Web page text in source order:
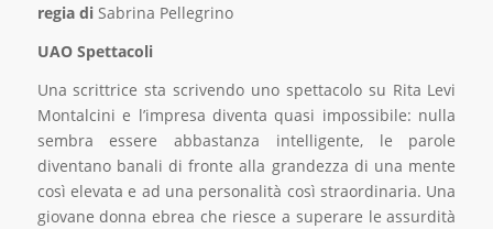
regia diSabrina Pellegrino
UAO Spettacoli
Una scrittrice sta scrivendo uno spettacolo su Rita Levi
Montalcini e l’impresa diventa quasi impossibile: nulla
sembra essere abbastanza intelligente, le parole
diventano banali di fronte alla grandezza di una mente
così elevata e ad una personalità così straordinaria. Una
giovane donna ebrea che riesce a superare le assurdità